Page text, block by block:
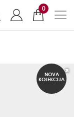
0
NOVA
KOLEKCIJA